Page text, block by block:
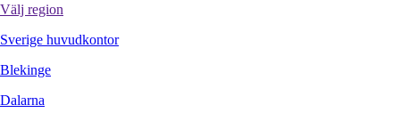
Välj region
Sverige huvudkontor
Blekinge
Dalarna